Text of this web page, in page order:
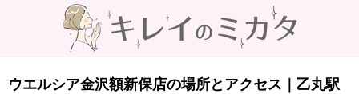
ウエルシア金沢額新保店の場所とアクセス｜乙丸駅